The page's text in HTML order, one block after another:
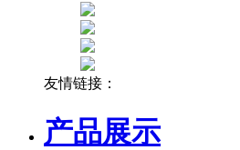
友情链接：
产品展示